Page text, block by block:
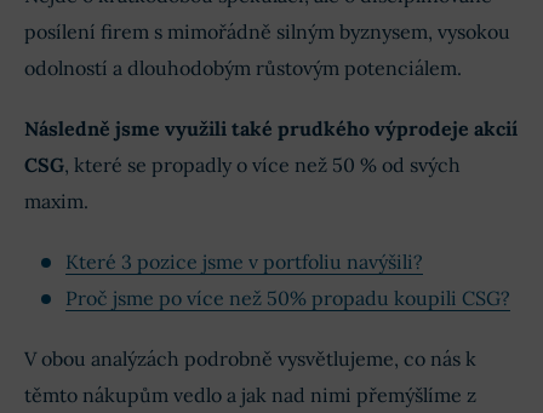
posílení firem s mimořádně silným byznysem, vysokou
odolností a dlouhodobým růstovým potenciálem.
Následně jsme využili také prudkého výprodeje akcií
CSG, které se propadly o více než 50 % od svých
maxim.
Které 3 pozice jsme v portfoliu navýšili?
Proč jsme po více než 50% propadu koupili CSG?
V obou analýzách podrobně vysvětlujeme, co nás k
těmto nákupům vedlo a jak nad nimi přemýšlíme z